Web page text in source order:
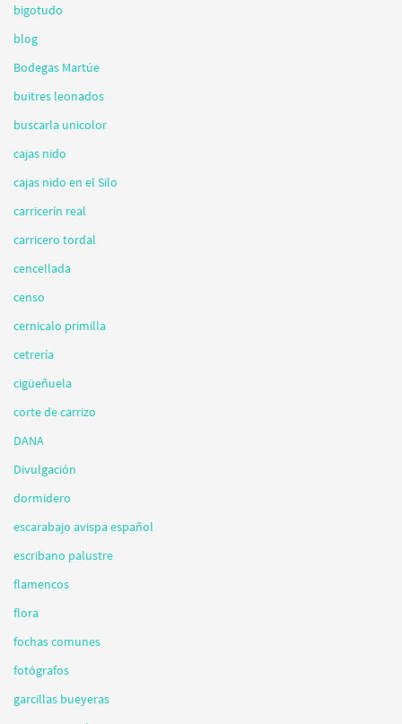
bigotudo
blog
Bodegas Martúe
buitres leonados
buscarla unicolor
cajas nido
cajas nido en el Silo
carricerín real
carricero tordal
cencellada
censo
cernicalo primilla
cetrería
cigüeñuela
corte de carrizo
DANA
Divulgación
dormidero
escarabajo avispa español
escribano palustre
flamencos
flora
fochas comunes
fotógrafos
garcillas bueyeras